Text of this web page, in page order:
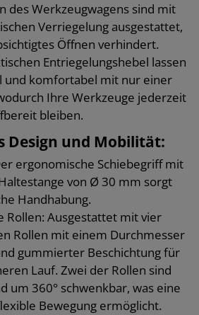
des Werkzeugwagens sind mit
Verriegelung ausgestattet,
Öffnen verhindert.
Entriegelungshebel lassen
und komfortabel mit nur einer
Ihre Werkzeuge jederzeit
bleiben.
Design und Mobilität:
ergonomische Schiebegriff mit
von Ø 30 mm sorgt
Handhabung.
Rollen: Ausgestattet mit vier
Rollen mit einem Durchmesser
gummierter Beschichtung für
Lauf. Zwei der Rollen sind
um 360° schwenkbar, was eine
Bewegung ermöglicht.